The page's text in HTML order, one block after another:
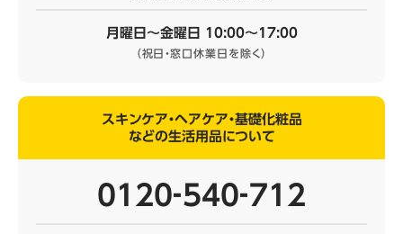
月曜日～金曜日 10:00～17:00
（祝日・窓口休業日を除く）
スキンケア・ヘアケア・基礎化粧品
などの生活用品について
0120‐540‐712